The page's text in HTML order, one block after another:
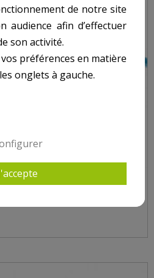
WATTS HO
de notre site
audience afin d’effectuer
son activité.
préférences en matière
onglets à gauche.